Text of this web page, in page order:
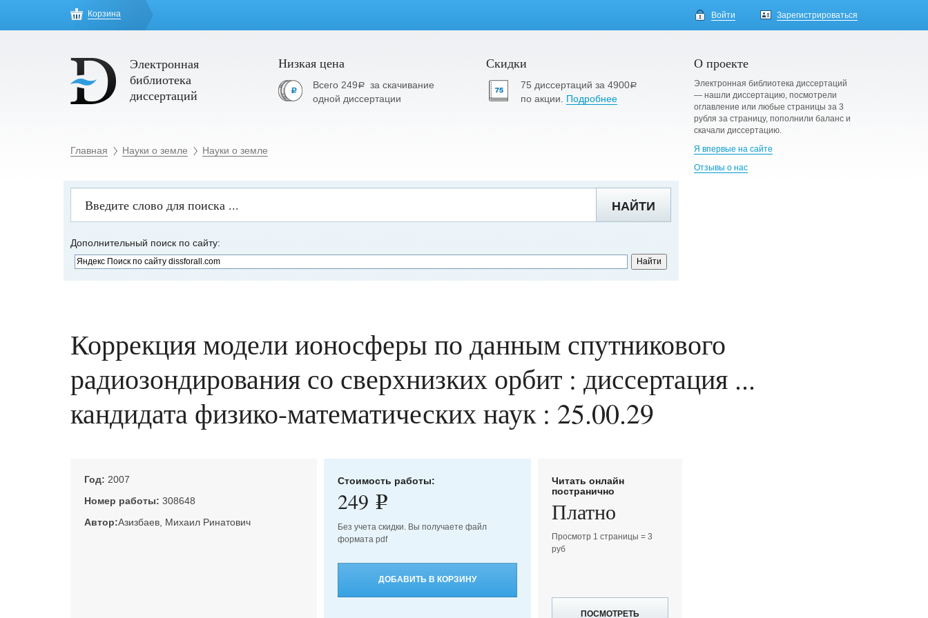
Корзина Войти Зарегистрироваться
Электронная
библиотека
диссертаций
Низкая цена
Всего 249a за скачивание
одной диссертации
Скидки
75 диссертаций за 4900a
по акции. Подробнее
Главная Науки о земле Науки о земле
О проекте
Электронная библиотека диссертаций
— нашли диссертацию, посмотрели
оглавление или любые страницы за 3
рубля за страницу, пополнили баланс и
скачали диссертацию.
Я впервые на сайте
Отзывы о нас
НАЙТИ
Дополнительный поиск по сайту:
Коррекция модели ионосферы по данным спутникового
радиозондирования со сверхнизких орбит : диссертация ...
кандидата физико-математических наук : 25.00.29
Год: 2007
Номер работы: 308648
Автор:Азизбаев, Михаил Ринатович
Стоимость работы:
249 e
Без учета скидки. Вы получаете файл
формата pdf
ДОБАВИТЬ В КОРЗИНУ
Читать онлайн
постранично
Платно
Просмотр 1 страницы = 3
руб
ПОСМОТРЕТЬ